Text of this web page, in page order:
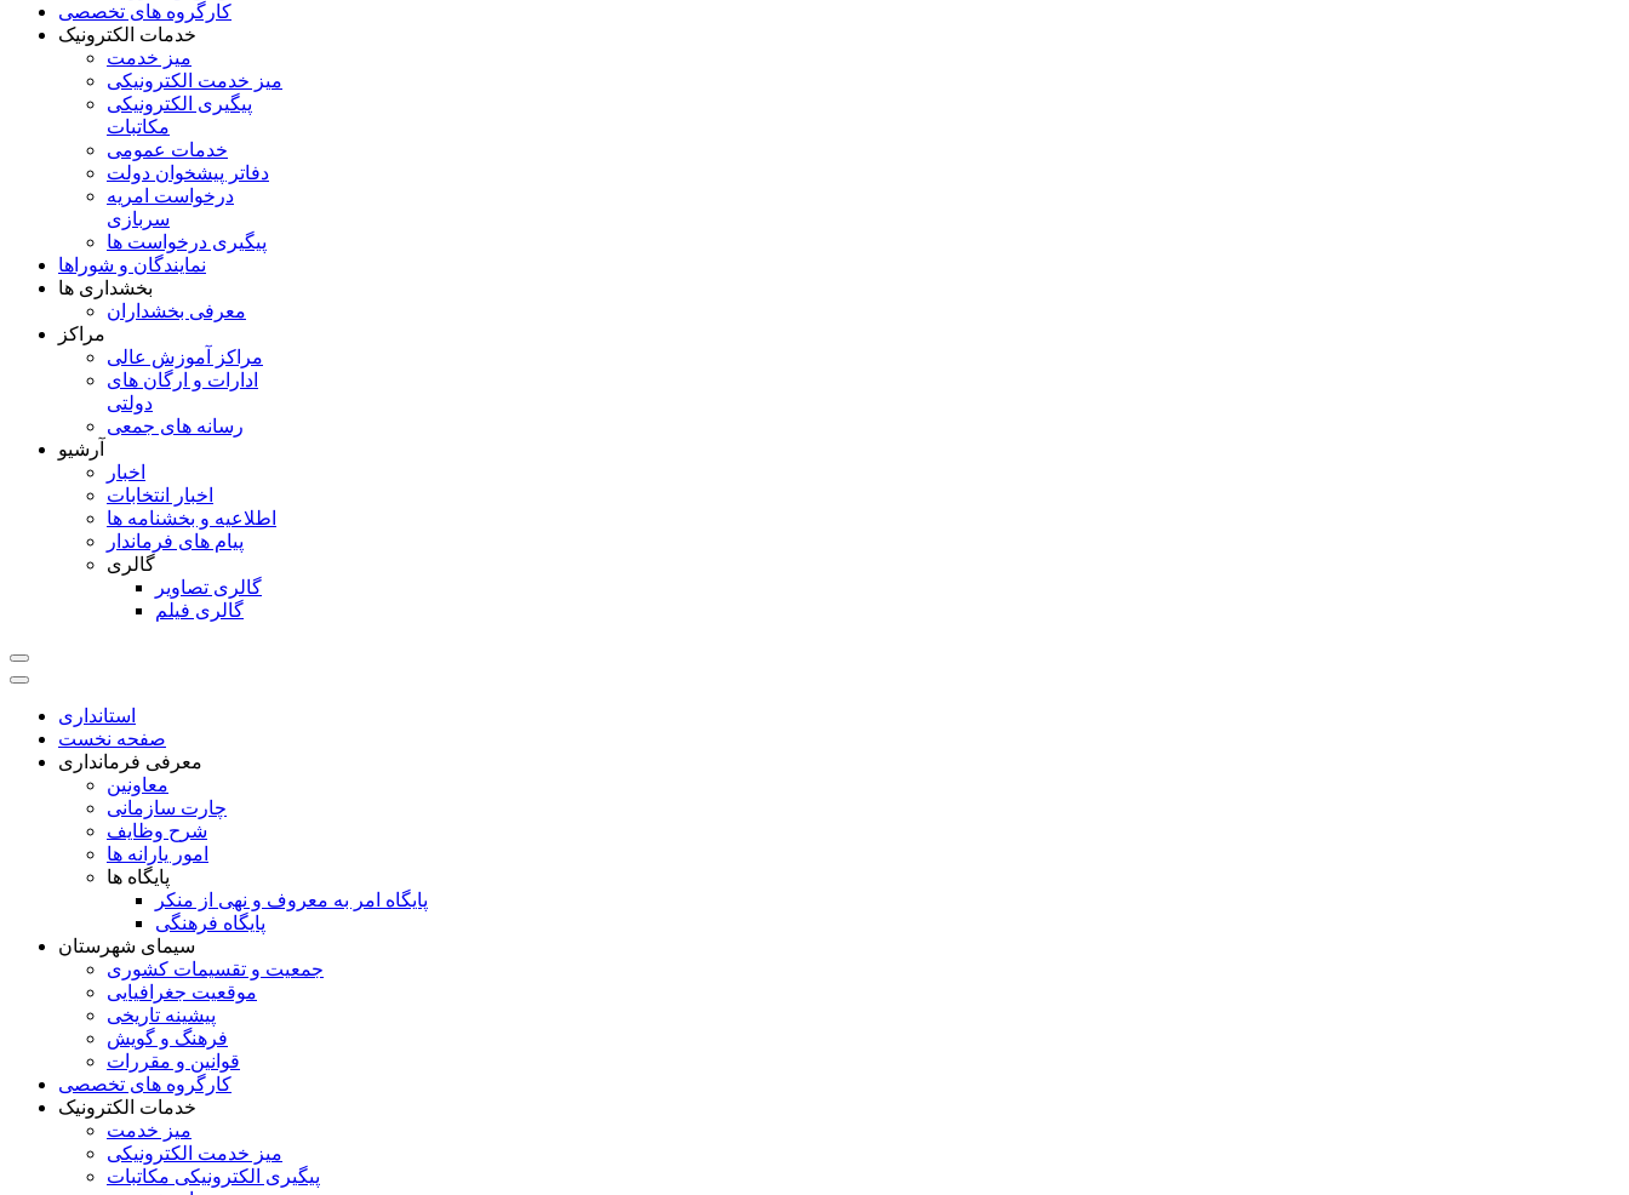
کارگروه های تخصصی
خدمات الکترونیک
میز خدمت
میز خدمت الکترونیکی
پیگیری الکترونیکی
مکاتبات
خدمات عمومی
دفاتر پیشخوان دولت
درخواست امریه
سربازی
پیگیری درخواست ها
نمایندگان و شوراها
بخشداری ها
معرفی بخشداران
مراکز
مراکز آموزش عالی
ادارات و ارگان های
دولتی
رسانه های جمعی
آرشیو
اخبار
اخبار انتخابات
اطلاعیه و بخشنامه ها
پیام های فرماندار
گالری
گالری تصاویر
گالری فیلم
استانداری
صفحه نخست
معرفی فرمانداری
معاونین
چارت سازمانی
شرح وظایف
امور یارانه ها
پایگاه ها
پایگاه امر به معروف و نهی از منکر
پایگاه فرهنگی
سیمای شهرستان
جمعیت و تقسیمات کشوری
موقعیت جغرافیایی
پیشینه تاریخی
فرهنگ و گویش
قوانین و مقررات
کارگروه های تخصصی
خدمات الکترونیک
میز خدمت
میز خدمت الکترونیکی
پیگیری الکترونیکی مکاتبات